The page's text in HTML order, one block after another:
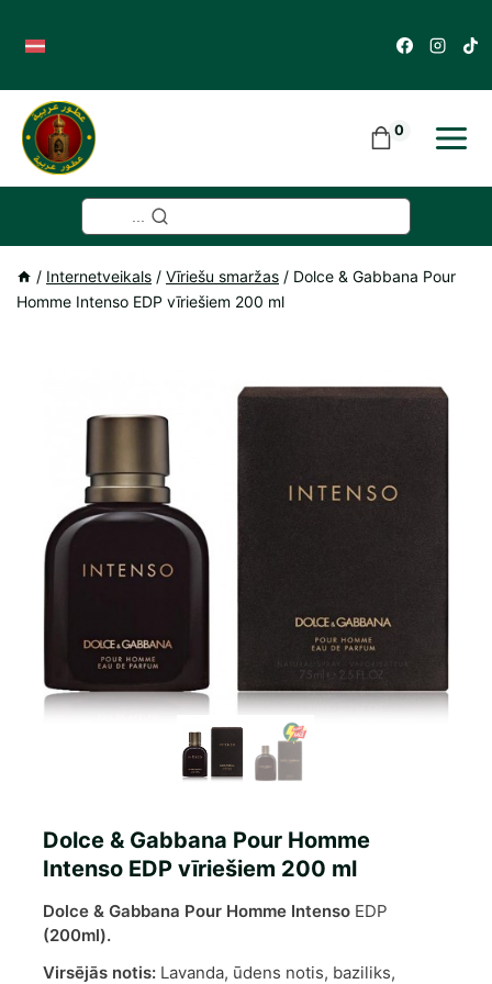
content
0
/ Internetveikals / Vīriešu smaržas / Dolce & Gabbana Pour
Homme Intenso EDP vīriešiem 200 ml
Dolce & Gabbana Pour Homme
Intenso EDP vīriešiem 200 ml
Dolce & Gabbana Pour Homme Intenso EDP
(200ml).
Virsējās notis: Lavanda, ūdens notis, baziliks,